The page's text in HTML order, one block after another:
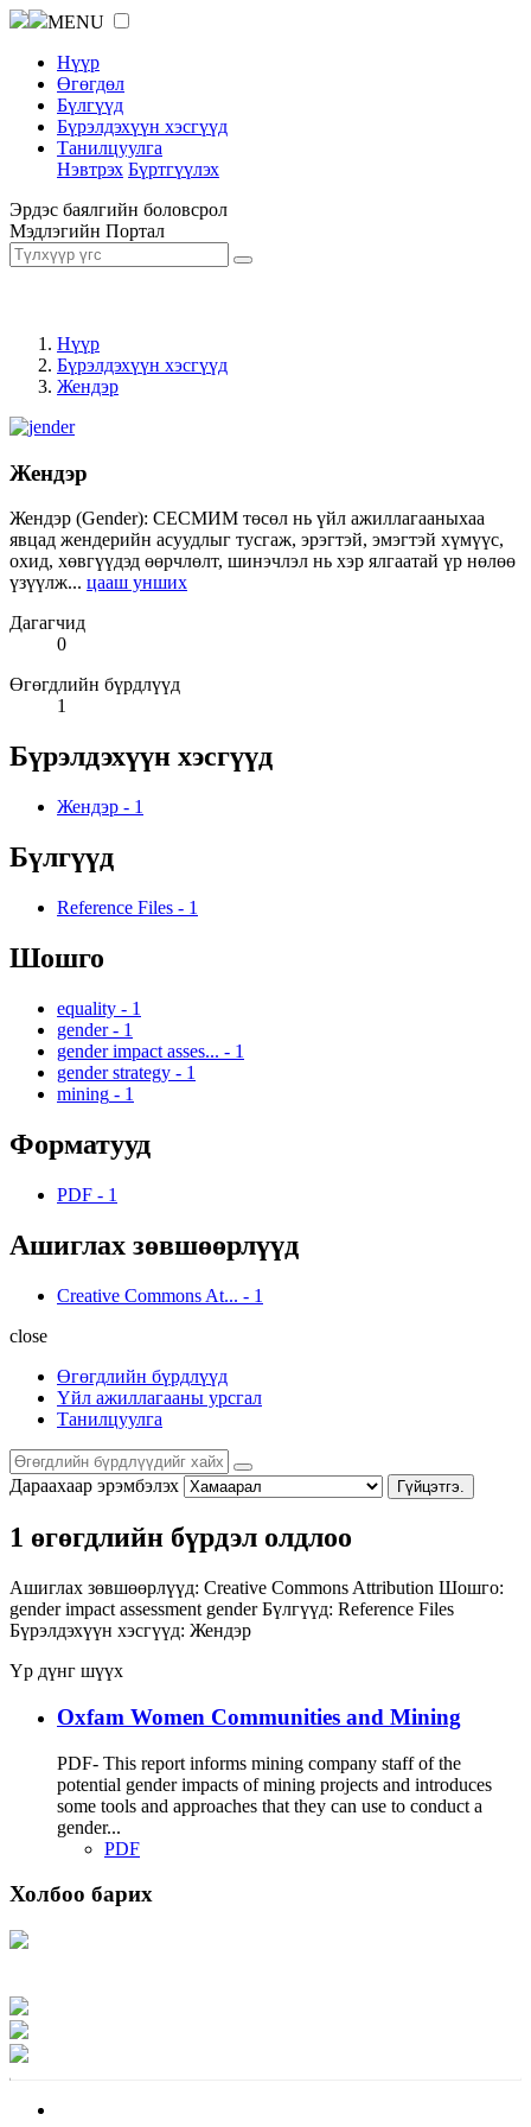
MENU
Нүүр
Өгөгдөл
Бүлгүүд
Бүрэлдэхүүн хэсгүүд
Танилцуулга
Нэвтрэх Бүртгүүлэх
Эрдэс баялгийн боловсрол
Мэдлэгийн Портал
Нүүр
Бүрэлдэхүүн хэсгүүд
Жендэр
Жендэр
Жендэр (Gender): СЕСМИМ төсөл нь үйл ажиллагааныхаа
явцад жендерийн асуудлыг тусгаж, эрэгтэй, эмэгтэй хүмүүс,
охид, хөвгүүдэд өөрчлөлт, шинэчлэл нь хэр ялгаатай үр нөлөө
үзүүлж... цааш унших
Дагагчид
0
Өгөгдлийн бүрдлүүд
1
Бүрэлдэхүүн хэсгүүд
Жендэр - 1
Бүлгүүд
Reference Files - 1
Шошго
equality - 1
gender - 1
gender impact asses... - 1
gender strategy - 1
mining - 1
Форматууд
PDF - 1
Ашиглах зөвшөөрлүүд
Creative Commons At... - 1
close
Өгөгдлийн бүрдлүүд
Үйл ажиллагааны урсгал
Танилцуулга
Дараахаар эрэмбэлэх Гүйцэтгэ.
1 өгөгдлийн бүрдэл олдлоо
Ашиглах зөвшөөрлүүд: Creative Commons Attribution Шошго:
gender impact assessment genderБүлгүүд: Reference Files
Бүрэлдэхүүн хэсгүүд: Жендэр
Үр дүнг шүүх
Oxfam Women Communities and Mining
PDF- This report informs mining company staff of the
potential gender impacts of mining projects and introduces
some tools and approaches that they can use to conduct a
gender...
PDF
Холбоо барих